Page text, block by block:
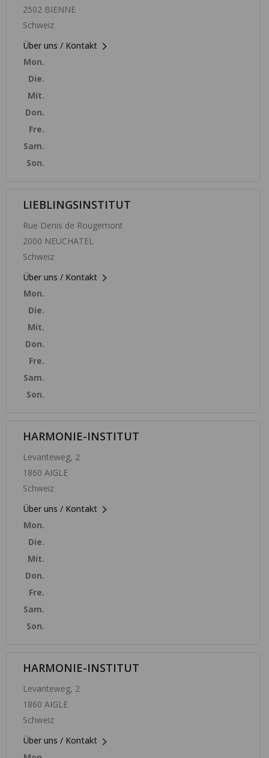
2502 BIENNE
Schweiz
Über uns / Kontakt 
Mon.
Die.
Mit.
Don.
Fre.
Sam.
Son.
LIEBLINGSINSTITUT
Rue Denis de Rougemont
2000 NEUCHATEL
Schweiz
Über uns / Kontakt 
Mon.
Die.
Mit.
Don.
Fre.
Sam.
Son.
HARMONIE-INSTITUT
Levanteweg, 2
1860 AIGLE
Schweiz
Über uns / Kontakt 
Mon.
Die.
Mit.
Don.
Fre.
Sam.
Son.
HARMONIE-INSTITUT
Levanteweg, 2
1860 AIGLE
Schweiz
Über uns / Kontakt 